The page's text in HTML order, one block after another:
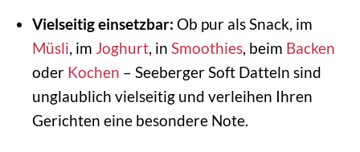
Vielseitig einsetzbar: Ob pur als Snack, im
Müsli, im Joghurt, in Smoothies, beim Backen
oder Kochen – Seeberger Soft Datteln sind
unglaublich vielseitig und verleihen Ihren
Gerichten eine besondere Note.